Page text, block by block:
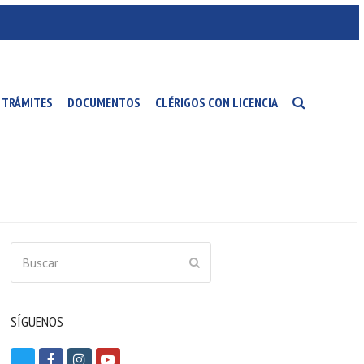
TRÁMITES DOCUMENTOS CLÉRIGOS CON LICENCIA
SÍGUENOS
Y